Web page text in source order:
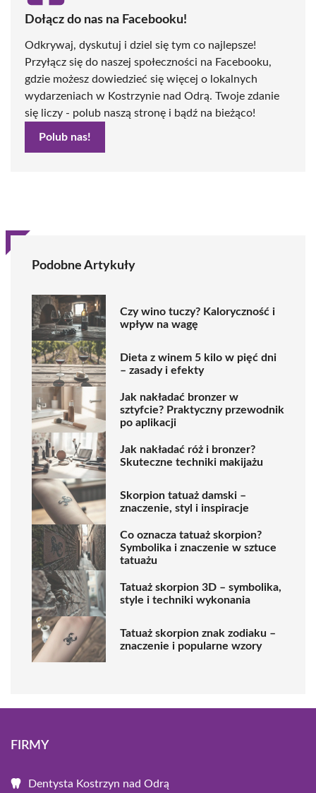
Dołącz do nas na Facebooku!
Odkrywaj, dyskutuj i dziel się tym co najlepsze!
Przyłącz się do naszej społeczności na Facebooku,
gdzie możesz dowiedzieć się więcej o lokalnych
wydarzeniach w Kostrzynie nad Odrą. Twoje zdanie
się liczy - polub naszą stronę i bądź na bieżąco!
Polub nas!
Podobne Artykuły
Czy wino tuczy? Kaloryczność i
wpływ na wagę
Dieta z winem 5 kilo w pięć dni
– zasady i efekty
Jak nakładać bronzer w
sztyfcie? Praktyczny przewodnik
po aplikacji
Jak nakładać róż i bronzer?
Skuteczne techniki makijażu
Skorpion tatuaż damski –
znaczenie, styl i inspiracje
Co oznacza tatuaż skorpion?
Symbolika i znaczenie w sztuce
tatuażu
Tatuaż skorpion 3D – symbolika,
style i techniki wykonania
Tatuaż skorpion znak zodiaku –
znaczenie i popularne wzory
FIRMY
Dentysta Kostrzyn nad Odrą